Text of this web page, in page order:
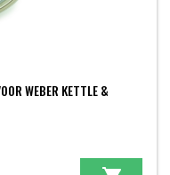
WEBER KETTLE &